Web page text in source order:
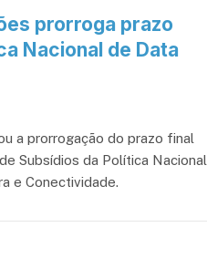
prorroga prazo
Nacional de Data
a prorrogação do prazo final
Subsídios da Política Nacional
e Conectividade.